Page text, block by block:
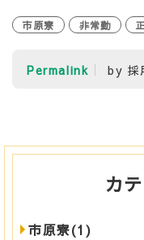
市原寮 非常勤
Permalink by 採
カ
市原寮(1)